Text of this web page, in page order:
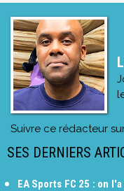
Suivre ce rédacteur
SES DERNIERS
EA Sports FC 25 : on